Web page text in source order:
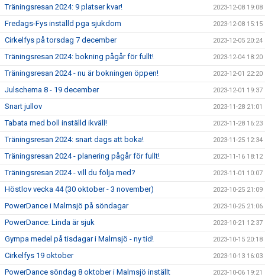
Träningsresan 2024: 9 platser kvar! 2023-12-08 19:08
Fredags-Fys inställd pga sjukdom 2023-12-08 15:15
Cirkelfys på torsdag 7 december 2023-12-05 20:24
Träningsresan 2024: bokning pågår för fullt! 2023-12-04 18:20
Träningsresan 2024 - nu är bokningen öppen! 2023-12-01 22:20
Julschema 8 - 19 december 2023-12-01 19:37
Snart jullov 2023-11-28 21:01
Tabata med boll inställd ikväll! 2023-11-28 16:23
Träningsresan 2024: snart dags att boka! 2023-11-25 12:34
Träningsresan 2024 - planering pågår för fullt! 2023-11-16 18:12
Träningsresan 2024 - vill du följa med? 2023-11-01 10:07
Höstlov vecka 44 (30 oktober - 3 november) 2023-10-25 21:09
PowerDance i Malmsjö på söndagar 2023-10-25 21:06
PowerDance: Linda är sjuk 2023-10-21 12:37
Gympa medel på tisdagar i Malmsjö - ny tid! 2023-10-15 20:18
Cirkelfys 19 oktober 2023-10-13 16:03
PowerDance söndag 8 oktober i Malmsjö inställt 2023-10-06 19:21